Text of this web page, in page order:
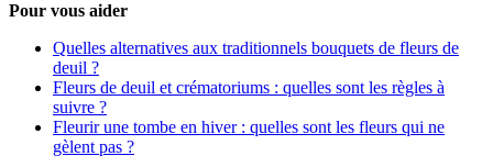
Pour vous aider
Quelles alternatives aux traditionnels bouquets de fleurs de
deuil ?
Fleurs de deuil et crématoriums : quelles sont les règles à
suivre ?
Fleurir une tombe en hiver : quelles sont les fleurs qui ne
gèlent pas ?